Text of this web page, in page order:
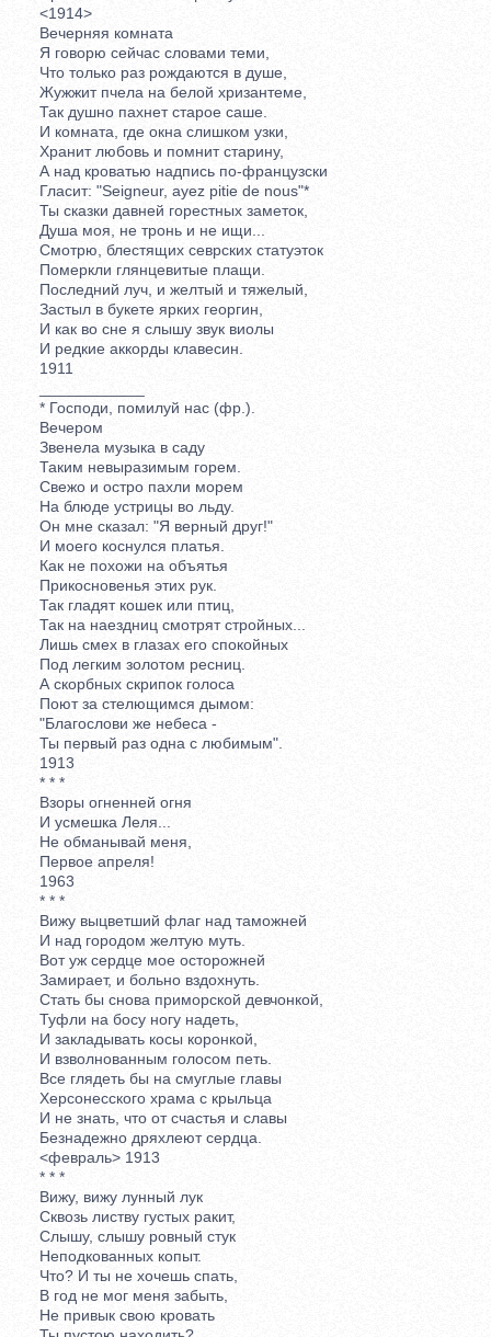
<1914>
Вечерняя комната
Я говорю сейчас словами теми,
Что только раз рождаются в душе,
Жужжит пчела на белой хризантеме,
Так душно пахнет старое саше.
И комната, где окна слишком узки,
Хранит любовь и помнит старину,
А над кроватью надпись по-французски
Гласит: "Seigneur, ayez pitie de nous"*
Ты сказки давней горестных заметок,
Душа моя, не тронь и не ищи...
Смотрю, блестящих севрских статуэток
Померкли глянцевитые плащи.
Последний луч, и желтый и тяжелый,
Застыл в букете ярких георгин,
И как во сне я слышу звук виолы
И редкие аккорды клавесин.
1911
* Господи, помилуй нас (фр.).
Вечером
Звенела музыка в саду
Таким невыразимым горем.
Свежо и остро пахли морем
На блюде устрицы во льду.
Он мне сказал: "Я верный друг!"
И моего коснулся платья.
Как не похожи на объятья
Прикосновенья этих рук.
Так гладят кошек или птиц,
Так на наездниц смотрят стройных...
Лишь смех в глазах его спокойных
Под легким золотом ресниц.
А скорбных скрипок голоса
Поют за стелющимся дымом:
"Благослови же небеса -
Ты первый раз одна с любимым".
1913
* * *
Взоры огненней огня
И усмешка Леля...
Не обманывай меня,
Первое апреля!
1963
* * *
Вижу выцветший флаг над таможней
И над городом желтую муть.
Вот уж сердце мое осторожней
Замирает, и больно вздохнуть.
Стать бы снова приморской девчонкой,
Туфли на босу ногу надеть,
И закладывать косы коронкой,
И взволнованным голосом петь.
Все глядеть бы на смуглые главы
Херсонесского храма с крыльца
И не знать, что от счастья и славы
Безнадежно дряхлеют сердца.
<февраль> 1913
* * *
Вижу, вижу лунный лук
Сквозь листву густых ракит,
Слышу, слышу ровный стук
Неподкованных копыт.
Что? И ты не хочешь спать,
В год не мог меня забыть,
Не привык свою кровать